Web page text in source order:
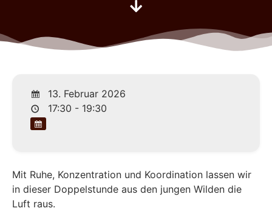
13. Februar 2026
17:30 - 19:30
Mit Ruhe, Konzentration und Koordination lassen wir
in dieser Doppelstunde aus den jungen Wilden die
Luft raus.